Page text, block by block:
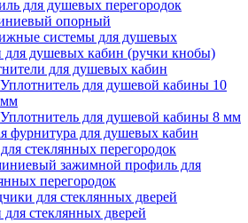
для душевых перегородок
опорный
сиcтемы для душевых
для душевых кабин (ручки кнобы)
для душевых кабин
Уплотнитель для душевой кабины 10
мм
Уплотнитель для душевой кабины 8 мм
фурнитура для душевых кабин
стеклянных перегородок
зажимной профиль для
перегородок
для стеклянных дверей
для стеклянных дверей